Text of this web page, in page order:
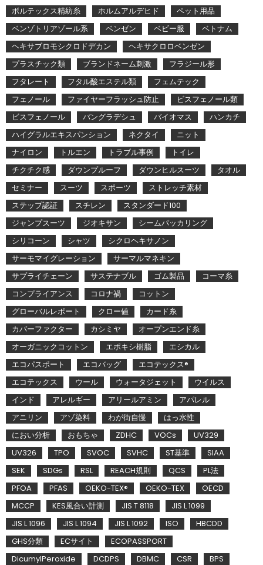
ボルテックス精紡糸 ホルムアルデヒド
ペット用品
ベンゾトリアゾール系
ベンゼン ベビー服
ベトナム
ヘキサブロモシクロドデカン
ヘキサクロロベンゼン
プラスチック類
ブランドネーム刺激
フラジール形
フタレート
フタル酸エステル類
フェムテック
フェノール
ファイヤーフラッシュ防止
ビスフェノール類
ビスフェノール
バングラデシュ バイオマス
ハンカチ
ハイグラルエキスパンション
ネクタイ
ニット
ナイロン
トルエン トラブル事例
トイレ
チクチク感
ダウンプルーフ ダウンヒルスーツ
タオル
セミナー
スーツ スポーツ
ストレッチ素材
ステップ認証
スチレン
スタンダード100
ジャンプスーツ
ジオキサン
シームパッカリング
シリコーン
シャツ
シクロヘキサノン
サーモマイグレーション
サーマルマネキン
サプライチェーン
サステナブル ゴム製品
コーマ糸
コンプライアンス
コロナ禍
コットン
グローバルレポート
クロー値
カード糸
カバーファクター
カシミヤ
オープンエンド糸
オーガニックコットン
エポキシ樹脂
エシカル
エコパスポート
エコバッグ
エコテックス®
エコテックス
ウール ウォータジェット
ウイルス
インド
アレルギー アリールアミン
アパレル
アニリン
アゾ染料 わが街自慢
はっ水性
におい分析
おもちゃ ZDHC VOCs
UV329
UV326
TPO SVOC SVHC ST基準
SIAA
SEK
SDGs RSL REACH規則 QCS
PL法
PFOA
PFAS OEKO-TEX® OEKO-TEX
OECD
MCCP
KES風合い計測 JIS T 8118
JIS L 1099
JIS L 1096
JIS L 1094 JIS L 1092 ISO
HBCDD
GHS分類
ECサイト
ECOPASSPORT
DicumylPeroxide
DCDPS DBMC CSR
BPS